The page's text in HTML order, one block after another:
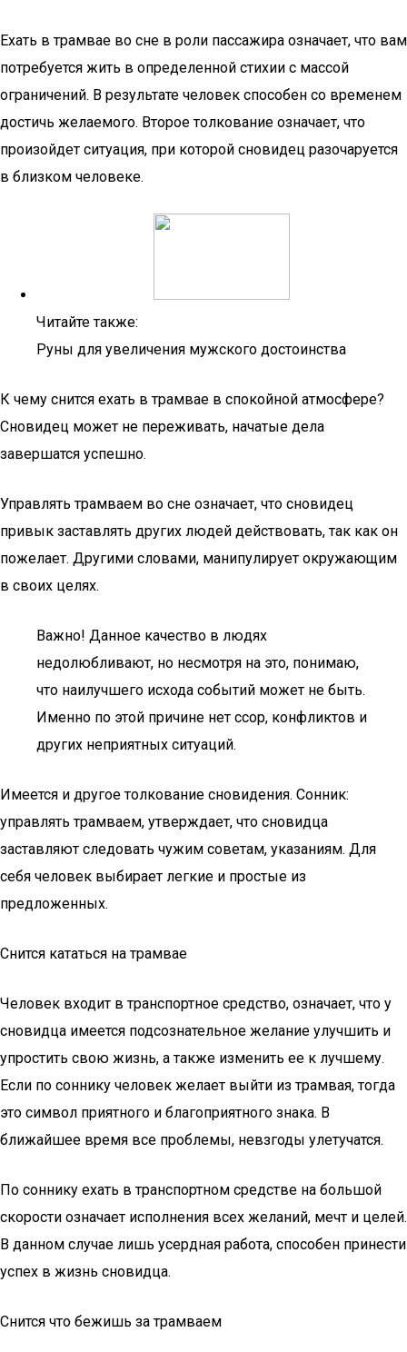
Ехать в трамвае во сне в роли пассажира означает, что вам
потребуется жить в определенной стихии с массой
ограничений. В результате человек способен со временем
достичь желаемого. Второе толкование означает, что
произойдет ситуация, при которой сновидец разочаруется
в близком человеке.
Читайте также:
Руны для увеличения мужского достоинства
К чему снится ехать в трамвае в спокойной атмосфере?
Сновидец может не переживать, начатые дела
завершатся успешно.
Управлять трамваем во сне означает, что сновидец
привык заставлять других людей действовать, так как он
пожелает. Другими словами, манипулирует окружающим
в своих целях.
Важно! Данное качество в людях
недолюбливают, но несмотря на это, понимаю,
что наилучшего исхода событий может не быть.
Именно по этой причине нет ссор, конфликтов и
других неприятных ситуаций.
Имеется и другое толкование сновидения. Сонник:
управлять трамваем, утверждает, что сновидца
заставляют следовать чужим советам, указаниям. Для
себя человек выбирает легкие и простые из
предложенных.
Снится кататься на трамвае
Человек входит в транспортное средство, означает, что у
сновидца имеется подсознательное желание улучшить и
упростить свою жизнь, а также изменить ее к лучшему.
Если по соннику человек желает выйти из трамвая, тогда
это символ приятного и благоприятного знака. В
ближайшее время все проблемы, невзгоды улетучатся.
По соннику ехать в транспортном средстве на большой
скорости означает исполнения всех желаний, мечт и целей.
В данном случае лишь усердная работа, способен принести
успех в жизнь сновидца.
Снится что бежишь за трамваем